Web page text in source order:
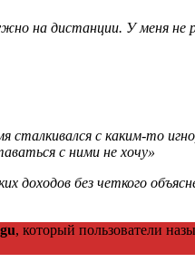
на дистанции. У меня не
сталкивался с каким-то
с ними не хочу»
доходов без четкого
, который пользователи